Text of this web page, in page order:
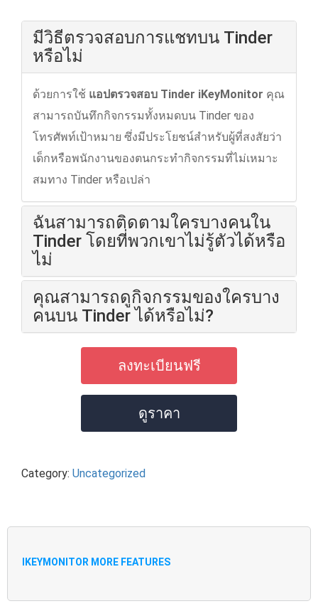
มีวิธีตรวจสอบการแชทบน Tinder
หรือไม่
ด้วยการใช้ แอปตรวจสอบ Tinder iKeyMonitor คุณ
สามารถบันทึกกิจกรรมทั้งหมดบน Tinder ของ
โทรศัพท์เป้าหมาย ซึ่งมีประโยชน์สําหรับผู้ที่สงสัยว่า
เด็กหรือพนักงานของตนกระทำกิจกรรมที่ไม่เหมาะ
สมทาง Tinder หรือเปล่า
ฉันสามารถติดตามใครบางคนใน
Tinder โดยที่พวกเขาไม่รู้ตัวได้หรือ
ไม่
คุณสามารถดูกิจกรรมของใครบาง
คนบน Tinder ได้หรือไม่?
ลงทะเบียนฟรี
ดูราคา
Category: Uncategorized
IKEYMONITOR MORE FEATURES